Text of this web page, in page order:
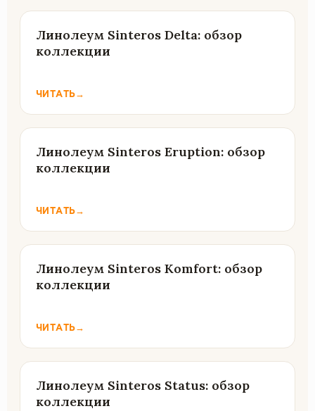
Линолеум Sinteros Delta: обзор
коллекции
ЧИТАТЬ→
Линолеум Sinteros Eruption: обзор
коллекции
ЧИТАТЬ→
Линолеум Sinteros Komfort: обзор
коллекции
ЧИТАТЬ→
Линолеум Sinteros Status: обзор
коллекции